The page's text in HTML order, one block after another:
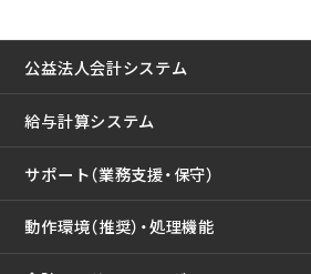
公益法人会計システム
給与計算システム
サポート（業務支援・保守）
動作環境（推奨）・処理機能